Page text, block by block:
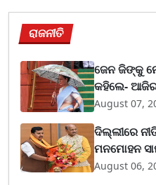
ରାଜନୀତି
ଜେନ ଜିଙ୍କୁ
କହିଲେ-
August 07,
ଦିଲ୍ଲୀରେ
ମନମୋହନ
August 06,